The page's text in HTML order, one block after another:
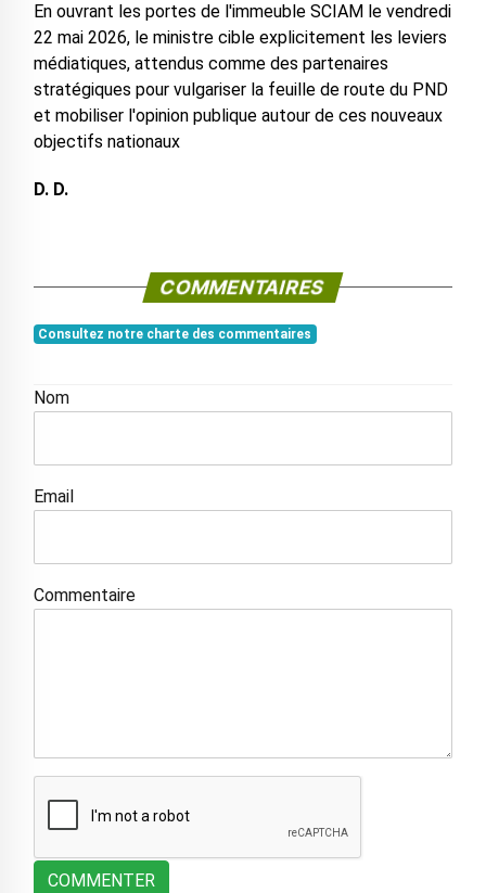
En ouvrant les portes de l'immeuble SCIAM le vendredi
22 mai 2026, le ministre cible explicitement les leviers
médiatiques, attendus comme des partenaires
stratégiques pour vulgariser la feuille de route du PND
et mobiliser l'opinion publique autour de ces nouveaux
objectifs nationaux
D. D.
COMMENTAIRES
Consultez notre charte des commentaires
Nom
Email
Commentaire
COMMENTER